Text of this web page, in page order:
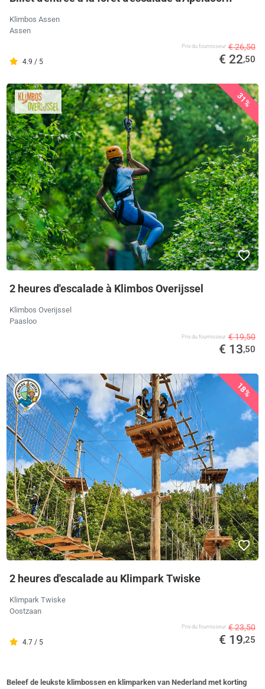
Klimbos Assen
Assen
4.9 / 5
Prix ​​du fournisseur € 26,50
€ 22,50
31%
2 heures d'escalade à Klimbos Overijssel
Klimbos Overijssel
Paasloo
Prix ​​du fournisseur € 19,50
€ 13,50
18%
2 heures d'escalade au Klimpark Twiske
Klimpark Twiske
Oostzaan
4.7 / 5
Prix ​​du fournisseur € 23,50
€ 19,25
Beleef de leukste klimbossen en klimparken van Nederland met korting